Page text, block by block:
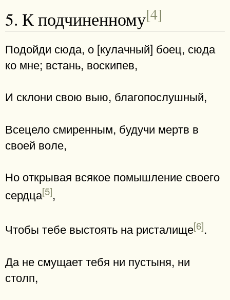
5. К подчиненному[4]
Подойди сюда, о [кулачный] боец, сюда
ко мне; встань, воскипев,
И склони свою выю, благопослушный,
Всецело смиренным, будучи мертв в
своей воле,
Но открывая всякое помышление своего
сердца[5],
Чтобы тебе выстоять на ристалище[6].
Да не смущает тебя ни пустыня, ни
столп,